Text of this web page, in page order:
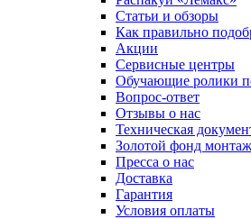
Статьи и обзоры
Как правильно
Акции
Сервисные центры
Обучающие ролики
Вопрос-ответ
Отзывы о нас
Техническая
Золотой фонд
Пресса о нас
Доставка
Гарантия
Условия оплаты